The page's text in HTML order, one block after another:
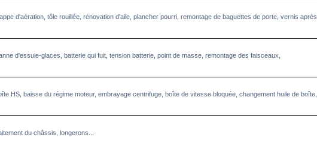
d'aération, tôle rouillée, rénovation d'aile, plancher pourri, remontage de baguettes de porte, vernis après
d'essuie-glaces, batterie qui fuit, tension batterie, point de masse, remontage des faisceaux,
HS, baisse du régime moteur, embrayage centrifuge, boîte de vitesse bloquée, changement huile de boîte,
du châssis, longerons...